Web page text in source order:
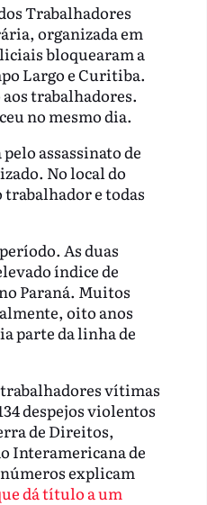
Trabalhadores
organizada em
bloquearam a
Largo e Curitiba.
trabalhadores.
no mesmo dia.
assassinato de
No local do
e todas
As duas
índice de
Paraná. Muitos
oito anos
parte da linha de
trabalhadores vítimas
despejos violentos
de Direitos,
Interamericana de
explicam
dá título a um